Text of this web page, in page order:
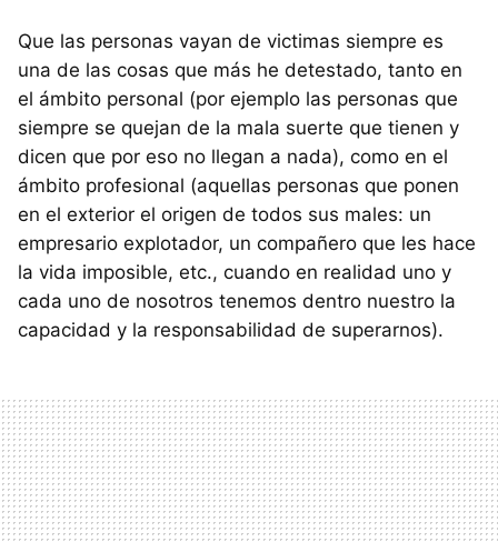
Que las personas vayan de victimas siempre es
una de las cosas que más he detestado, tanto en
el ámbito personal (por ejemplo las personas que
siempre se quejan de la mala suerte que tienen y
dicen que por eso no llegan a nada), como en el
ámbito profesional (aquellas personas que ponen
en el exterior el origen de todos sus males: un
empresario explotador, un compañero que les hace
la vida imposible, etc., cuando en realidad uno y
cada uno de nosotros tenemos dentro nuestro la
capacidad y la responsabilidad de superarnos).